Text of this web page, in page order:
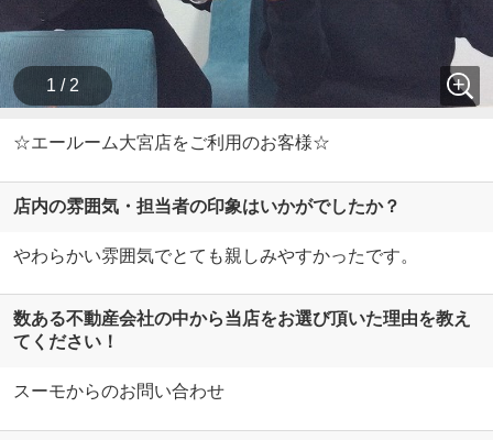
1 / 2
☆エールーム大宮店をご利用のお客様☆
店内の雰囲気・担当者の印象はいかがでしたか？
やわらかい雰囲気でとても親しみやすかったです。
数ある不動産会社の中から当店をお選び頂いた理由を教え
てください！
スーモからのお問い合わせ